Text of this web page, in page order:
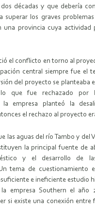
décadas y que debería
superar los graves
una provincia cuya actividad
el conflicto en torno al
central siempre fue el
del proyecto se planteaba
que fue rechazado por
la empresa planteó la
el rechazo al proyecto
las aguas del río Tambo y del
la principal fuente de
y el desarrollo de
tema de cuestionamiento
e ineficiente estudio
empresa Southern el año
si existe una conexión entre